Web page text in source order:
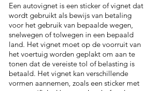
Een autovignet is een sticker of vignet dat
wordt gebruikt als bewijs van betaling
voor het gebruik van bepaalde wegen,
snelwegen of tolwegen in een bepaald
land. Het vignet moet op de voorruit van
het voertuig worden geplakt om aan te
tonen dat de vereiste tol of belasting is
betaald. Het vignet kan verschillende
vormen aannemen, zoals een sticker met